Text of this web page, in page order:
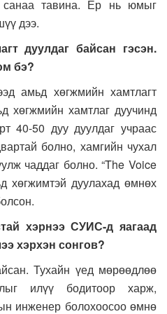
санаа тавина. Ер нь юмыг
дээ.
дуулдаг байсан гэсэн.
бэ?
амьд хөгжмийн хамтлагт
хөгжмийн хамтлаг дуучинд
40-50 дуу дуулдаг учраас
болно, хамгийн чухал
чаддаг болно. “The Voice
хөгжимтэй дуулахад өмнөх
хэрнээ СУИС-д яагаад
хэрхэн сонгов?
Тухайн үед мөрөөдлөө
илүү бодитоор харж,
инженер болохоосоо өмнө